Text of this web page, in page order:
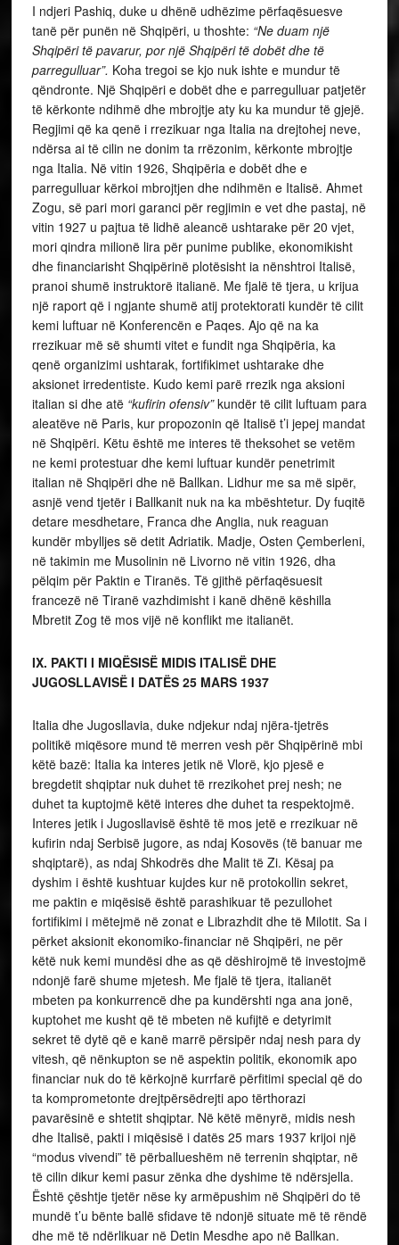
I ndjeri Pashiq, duke u dhënë udhëzime përfaqësuesve
tanë për punën në Shqipëri, u thoshte: “Ne duam një
Shqipëri të pavarur, por një Shqipëri të dobët dhe të
parregulluar”. Koha tregoi se kjo nuk ishte e mundur të
qëndronte. Një Shqipëri e dobët dhe e parregulluar patjetër
të kërkonte ndihmë dhe mbrojtje aty ku ka mundur të gjejë.
Regjimi që ka qenë i rrezikuar nga Italia na drejtohej neve,
ndërsa ai të cilin ne donim ta rrëzonim, kërkonte mbrojtje
nga Italia. Në vitin 1926, Shqipëria e dobët dhe e
parregulluar kërkoi mbrojtjen dhe ndihmën e Italisë. Ahmet
Zogu, së pari mori garanci për regjimin e vet dhe pastaj, në
vitin 1927 u pajtua të lidhë aleancë ushtarake për 20 vjet,
mori qindra milionë lira për punime publike, ekonomikisht
dhe financiarisht Shqipërinë plotësisht ia nënshtroi Italisë,
pranoi shumë instruktorë italianë. Me fjalë të tjera, u krijua
një raport që i ngjante shumë atij protektorati kundër të cilit
kemi luftuar në Konferencën e Paqes. Ajo që na ka
rrezikuar më së shumti vitet e fundit nga Shqipëria, ka
qenë organizimi ushtarak, fortifikimet ushtarake dhe
aksionet irredentiste. Kudo kemi parë rrezik nga aksioni
italian si dhe atë “kufirin ofensiv”kundër të cilit luftuam para
aleatëve në Paris, kur propozonin që Italisë t’i jepej mandat
në Shqipëri. Këtu është me interes të theksohet se vetëm
ne kemi protestuar dhe kemi luftuar kundër penetrimit
italian në Shqipëri dhe në Ballkan. Lidhur me sa më sipër,
asnjë vend tjetër i Ballkanit nuk na ka mbështetur. Dy fuqitë
detare mesdhetare, Franca dhe Anglia, nuk reaguan
kundër mbylljes së detit Adriatik. Madje, Osten Çemberleni,
në takimin me Musolinin në Livorno në vitin 1926, dha
pëlqim për Paktin e Tiranës. Të gjithë përfaqësuesit
francezë në Tiranë vazhdimisht i kanë dhënë këshilla
Mbretit Zog të mos vijë në konflikt me italianët.
IX. PAKTI I MIQËSISË MIDIS ITALISË DHE
JUGOSLLAVISË I DATËS 25 MARS 1937
Italia dhe Jugosllavia, duke ndjekur ndaj njëra-tjetrës
politikë miqësore mund të merren vesh për Shqipërinë mbi
këtë bazë: Italia ka interes jetik në Vlorë, kjo pjesë e
bregdetit shqiptar nuk duhet të rrezikohet prej nesh; ne
duhet ta kuptojmë këtë interes dhe duhet ta respektojmë.
Interes jetik i Jugosllavisë është të mos jetë e rrezikuar në
kufirin ndaj Serbisë jugore, as ndaj Kosovës (të banuar me
shqiptarë), as ndaj Shkodrës dhe Malit të Zi. Kësaj pa
dyshim i është kushtuar kujdes kur në protokollin sekret,
me paktin e miqësisë është parashikuar të pezullohet
fortifikimi i mëtejmë në zonat e Librazhdit dhe të Milotit. Sa i
përket aksionit ekonomiko-financiar në Shqipëri, ne për
këtë nuk kemi mundësi dhe as që dëshirojmë të investojmë
ndonjë farë shume mjetesh. Me fjalë të tjera, italianët
mbeten pa konkurrencë dhe pa kundërshti nga ana jonë,
kuptohet me kusht që të mbeten në kufijtë e detyrimit
sekret të dytë që e kanë marrë përsipër ndaj nesh para dy
vitesh, që nënkupton se në aspektin politik, ekonomik apo
financiar nuk do të kërkojnë kurrfarë përfitimi special që do
ta komprometonte drejtpërsëdrejti apo tërthorazi
pavarësinë e shtetit shqiptar. Në këtë mënyrë, midis nesh
dhe Italisë, pakti i miqësisë i datës 25 mars 1937 krijoi një
“modus vivendi” të përballueshëm në terrenin shqiptar, në
të cilin dikur kemi pasur zënka dhe dyshime të ndërsjella.
Është çështje tjetër nëse ky armëpushim në Shqipëri do të
mundë t’u bënte ballë sfidave të ndonjë situate më të rëndë
dhe më të ndërlikuar në Detin Mesdhe apo në Ballkan.